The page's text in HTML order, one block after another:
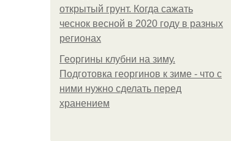
открытый грунт. Когда сажать
чеснок весной в 2020 году в разных
регионах
Георгины клубни на зиму.
Подготовка георгинов к зиме - что с
ними нужно сделать перед
хранением